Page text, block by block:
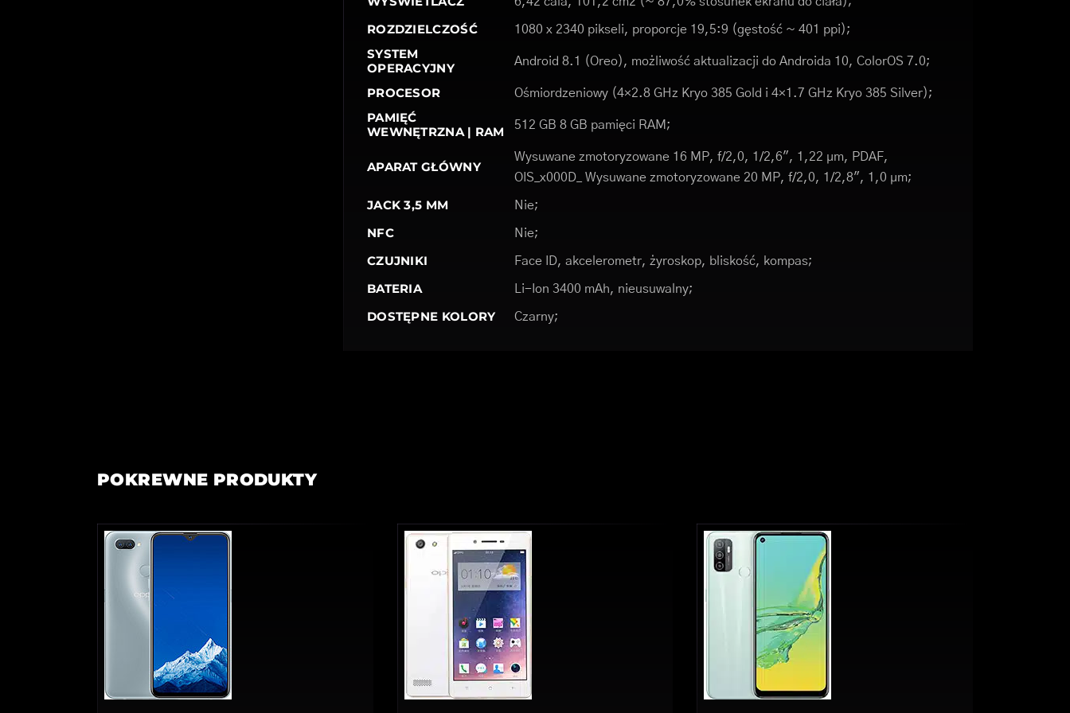
ROZDZIELCZOŚĆ 1080 x 2340 pikseli, proporcje 19,5:9 (gęstość ~ 401 ppi);
SYSTEM
OPERACYJNY
Android 8.1 (Oreo), możliwość aktualizacji do Androida 10, ColorOS 7.0;
PROCESOR Ośmiordzeniowy (4×2.8 GHz Kryo 385 Gold i 4×1.7 GHz Kryo 385 Silver);
PAMIĘĆ
WEWNĘTRZNA | RAM
512 GB 8 GB pamięci RAM;
APARAT GŁÓWNY
Wysuwane zmotoryzowane 16 MP, f/2,0, 1/2,6", 1,22 µm, PDAF,
OIS_x000D_ Wysuwane zmotoryzowane 20 MP, f/2,0, 1/2,8", 1,0 µm;
JACK 3,5 MM Nie;
NFC Nie;
CZUJNIKI Face ID, akcelerometr, żyroskop, bliskość, kompas;
BATERIA Li-Ion 3400 mAh, nieusuwalny;
DOSTĘPNE KOLORY Czarny;
POKREWNE PRODUKTY